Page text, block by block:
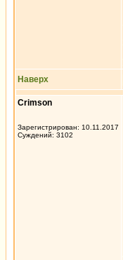
Наверх
Crimson
Зарегистрирован: 10.11.2017
Суждений: 3102